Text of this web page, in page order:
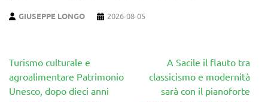
GIUSEPPE LONGO 2026-08-05
Navigazione
articoli
Turismo culturale e
agroalimentare Patrimonio
Unesco, dopo dieci anni
A Sacile il flauto tra
classicismo e modernità
sarà con il pianoforte